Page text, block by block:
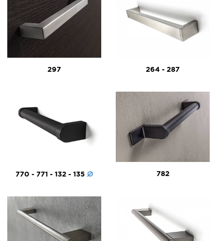
297 264 - 287
770 - 771 - 132 - 135 782